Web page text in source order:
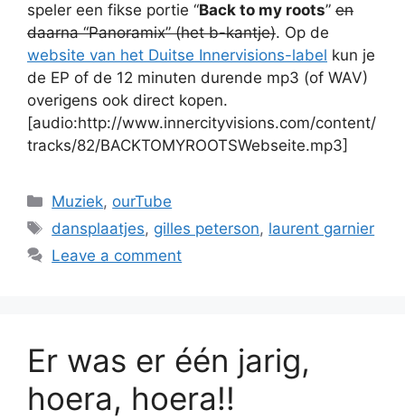
speler een fikse portie “Back to my roots” en
daarna “Panoramix” (het b-kantje). Op de
website van het Duitse Innervisions-label kun je
de EP of de 12 minuten durende mp3 (of WAV)
overigens ook direct kopen.
[audio:http://www.innercityvisions.com/content/
tracks/82/BACKTOMYROOTSWebseite.mp3]
Categories
Muziek, ourTube
Tags
dansplaatjes, gilles peterson, laurent garnier
Leave a comment
Er was er één jarig,
hoera, hoera!!